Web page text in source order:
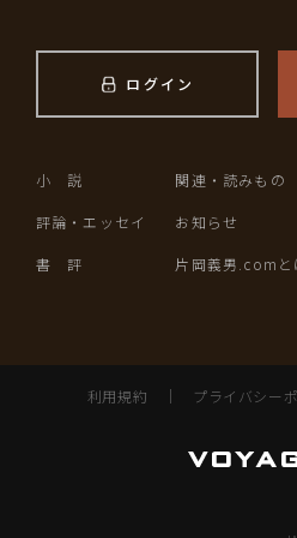
ログイン
小 説
評論・エッセイ
書 評
関連・読みもの
お知らせ
片岡義男.comと
利用規約 ｜ プライバシー